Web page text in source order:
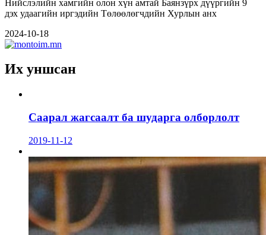
Нийслэлийн хамгийн олон хүн амтай Баянзүрх дүүргийн 9
дэх удаагийн иргэдийн Төлөөлөгчдийн Хурлын анх
2024-10-18
Их уншсан
Саарал жагсаалт ба шударга олборлолт
2019-11-12